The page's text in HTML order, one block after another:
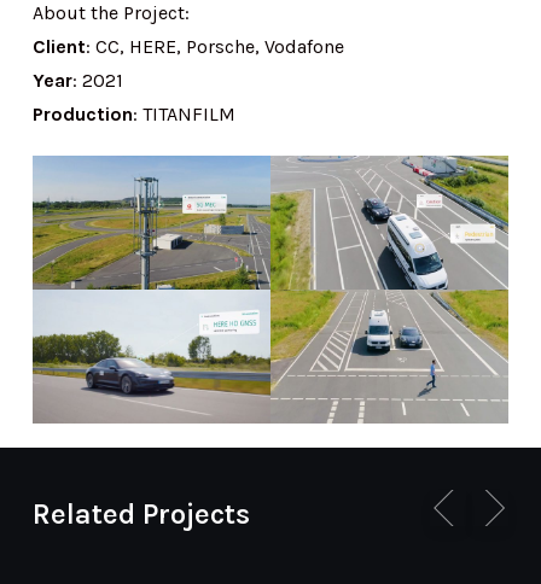
About the Project:
Client: CC, HERE, Porsche, Vodafone
Year: 2021
Production: TITANFILM
Related Projects